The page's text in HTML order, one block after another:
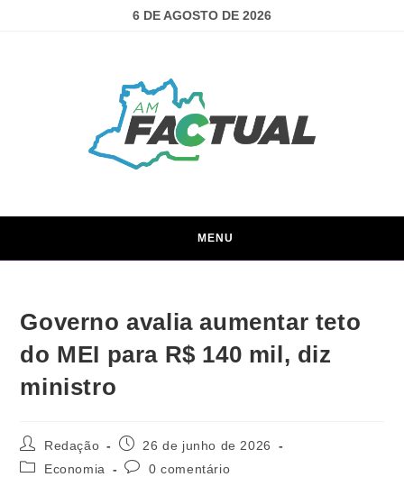
6 DE AGOSTO DE 2026
MENU
Governo avalia aumentar teto
do MEI para R$ 140 mil, diz
ministro
Redação
26 de junho de 2026
Economia
0 comentário